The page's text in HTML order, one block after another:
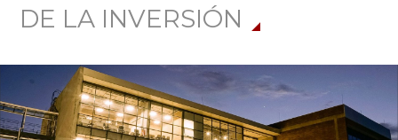
DE LA INVERSIÓN